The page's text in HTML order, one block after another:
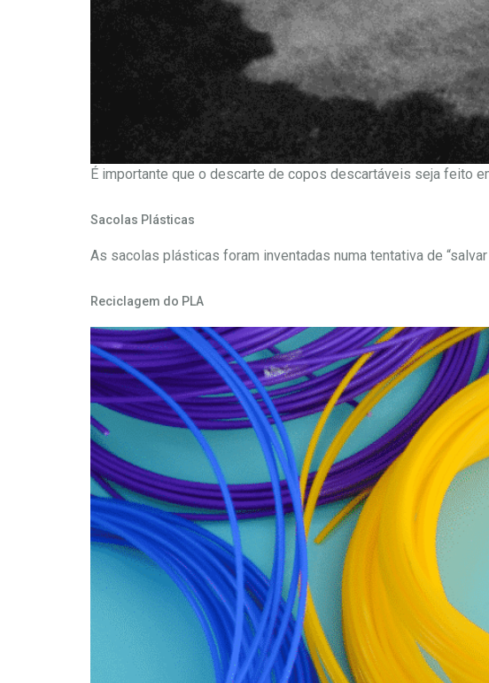
É importante que o descarte de copos descartáveis seja feito
Sacolas Plásticas
As sacolas plásticas foram inventadas numa tentativa de
Reciclagem do PLA